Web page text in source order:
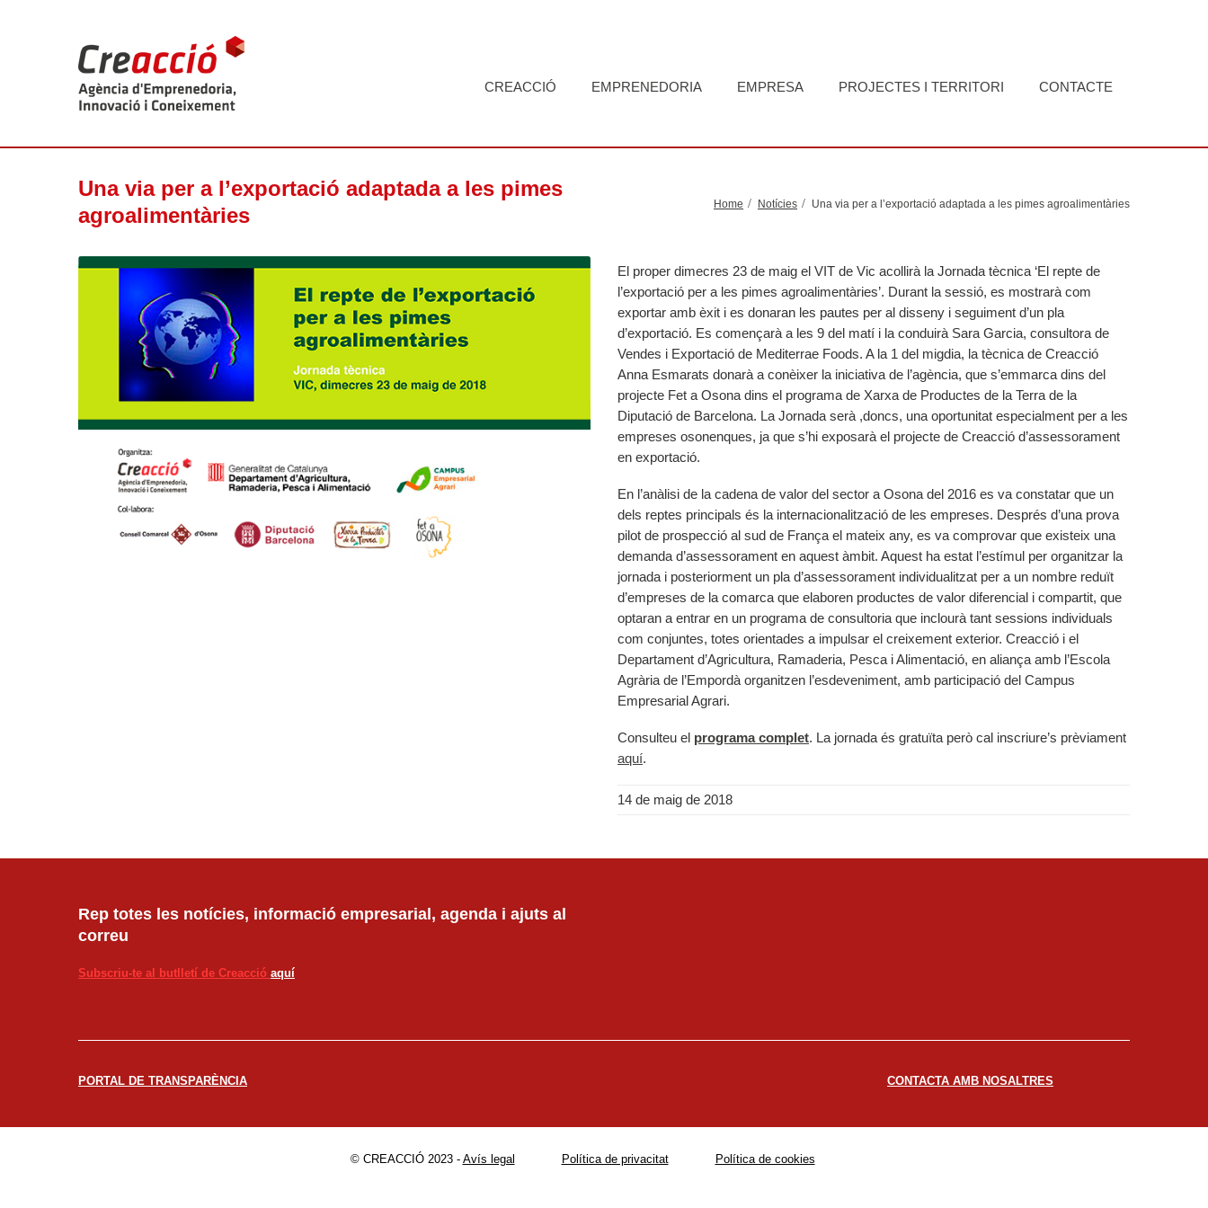
CREACCIÓ EMPRENEDORIA EMPRESA PROJECTES I TERRITORI CONTACTE
Una via per a l’exportació adaptada a les pimes
agroalimentàries
Home Notícies Una via per a l’exportació adaptada a les pimes agroalimentàries
El proper dimecres 23 de maig el VIT de Vic acollirà la Jornada tècnica ‘El repte de
l’exportació per a les pimes agroalimentàries’. Durant la sessió, es mostrarà com
exportar amb èxit i es donaran les pautes per al disseny i seguiment d’un pla
d’exportació. Es començarà a les 9 del matí i la conduirà Sara Garcia, consultora de
Vendes i Exportació de Mediterrae Foods. A la 1 del migdia, la tècnica de Creacció
Anna Esmarats donarà a conèixer la iniciativa de l’agència, que s’emmarca dins del
projecte Fet a Osona dins el programa de Xarxa de Productes de la Terra de la
Diputació de Barcelona. La Jornada serà ,doncs, una oportunitat especialment per a les
empreses osonenques, ja que s’hi exposarà el projecte de Creacció d’assessorament
en exportació.
En l’anàlisi de la cadena de valor del sector a Osona del 2016 es va constatar que un
dels reptes principals és la internacionalització de les empreses. Després d’una prova
pilot de prospecció al sud de França el mateix any, es va comprovar que existeix una
demanda d’assessorament en aquest àmbit. Aquest ha estat l’estímul per organitzar la
jornada i posteriorment un pla d’assessorament individualitzat per a un nombre reduït
d’empreses de la comarca que elaboren productes de valor diferencial i compartit, que
optaran a entrar en un programa de consultoria que inclourà tant sessions individuals
com conjuntes, totes orientades a impulsar el creixement exterior. Creacció i el
Departament d’Agricultura, Ramaderia, Pesca i Alimentació, en aliança amb l’Escola
Agrària de l’Empordà organitzen l’esdeveniment, amb participació del Campus
Empresarial Agrari.
Consulteu el programa complet. La jornada és gratuïta però cal inscriure’s prèviament
aquí.
14 de maig de 2018
Rep totes les notícies, informació empresarial, agenda i ajuts al
correu
Subscriu-te al butlletí de Creacció aquí
PORTAL DE TRANSPARÈNCIA CONTACTA AMB NOSALTRES
© CREACCIÓ 2023 - Avís legal Política de privacitat Política de cookies